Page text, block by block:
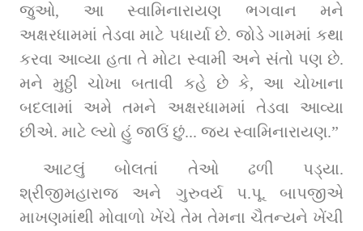
જુઓ, આ સ્વામિનારાયણ ભગવાન મને
અક્ષરધામમાં તેડવા માટે પધાર્યા છે. જોડે ગામમાં કથા
કરવા આવ્યા હતા તે મોટા સ્વામી અને સંતો પણ છે.
મને મુઠ્ઠી ચોખા બતાવી કહે છે કે, આ ચોખાના
બદલામાં અમે તમને અક્ષરધામમાં તેડવા આવ્યા
છીએ. માટે લ્યો હું જાઉં છું... જય સ્વામિનારાયણ.”
આટલું બોલતાં તેઓ ઢળી પડ્યા.
શ્રીજીમહારાજ અને ગુરુવર્ય પ.પૂ. બાપજીએ
માખણમાંથી મોવાળો ખેંચે તેમ તેમના ચૈતન્યને ખેંચી